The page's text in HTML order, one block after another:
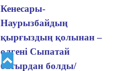
Кенесары-
Наурызбайдың
қырғыздың қолынан –
өлгені Сыпатай
батырдан болды/